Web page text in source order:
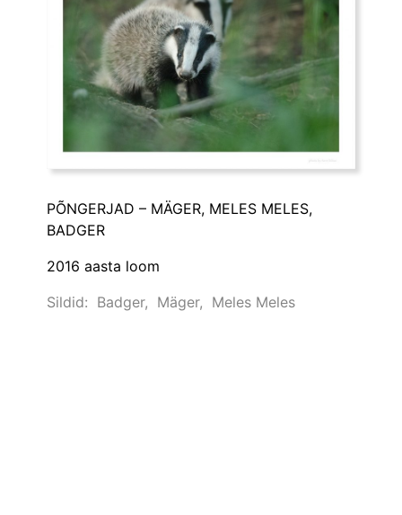
PÕNGERJAD – MÄGER, MELES MELES,
BADGER
2016 aasta loom
Sildid: Badger, Mäger, Meles Meles